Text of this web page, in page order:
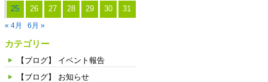
25 26 27 28 29 30 31
« 4月 6月 »
カテゴリー
【ブログ】 イベント報告
【ブログ】 お知らせ
う！
の
ご
案